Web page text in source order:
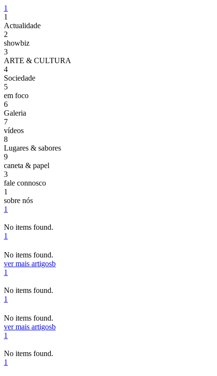
1
1
Actualidade
2
showbiz
3
ARTE & CULTURA
4
Sociedade
5
em foco
6
Galeria
7
vídeos
8
Lugares & sabores
9
caneta & papel
3
fale connosco
1
sobre nós
1
No items found.
1
No items found.
ver mais artigosb
1
No items found.
1
No items found.
ver mais artigosb
1
No items found.
1